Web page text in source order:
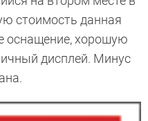
стоимость данная
оснащение, хорошую
дисплей. Минус